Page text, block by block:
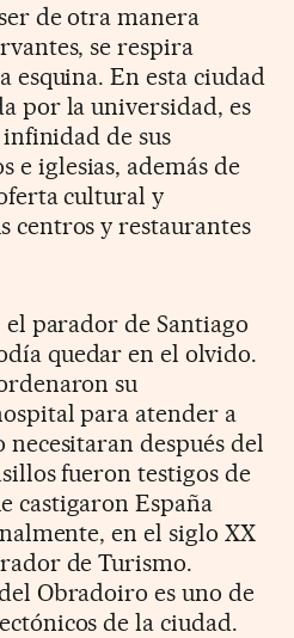
de otra manera
se respira
esquina. En esta ciudad
por la universidad, es
de sus
e iglesias, además de
cultural y
centros y restaurantes
parador de Santiago
quedar en el olvido.
su
para atender a
después del
fueron testigos de
castigaron España
en el siglo XX
de Turismo.
Obradoiro es uno de
de la ciudad.